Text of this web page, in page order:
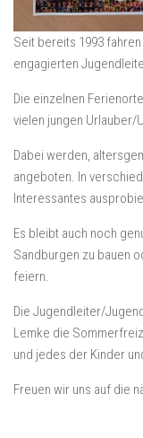
Seit bereits 1993
engagierten
Die einzelnen
vielen jungen Urlauber/
Dabei werden,
angeboten. In
Interessantes
Es bleibt auch noch
Sandburgen zu bauen
feiern.
Die Jugendleiter/
Lemke die
und jedes der Kinder
Freuen wir uns auf die